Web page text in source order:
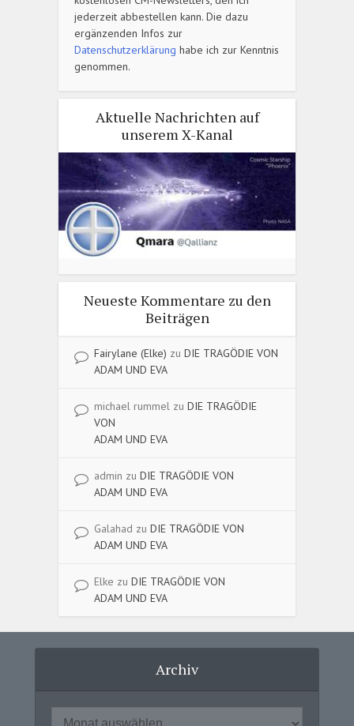
jederzeit abbestellen kann. Die dazu
ergänzenden Infos zur
Datenschutzerklärung habe ich zur Kenntnis
genommen.
Aktuelle Nachrichten auf
unserem X-Kanal
Neueste Kommentare zu den
Beiträgen
Fairylane (Elke) zu DIE TRAGÖDIE VON
ADAM UND EVA
michael rummel zu DIE TRAGÖDIE
VON
ADAM UND EVA
admin zu DIE TRAGÖDIE VON
ADAM UND EVA
Galahad zu DIE TRAGÖDIE VON
ADAM UND EVA
Elke zu DIE TRAGÖDIE VON
ADAM UND EVA
Archiv